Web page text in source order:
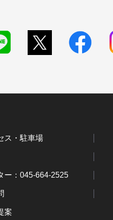
ス・駐車場
ー：045-664-2525
案